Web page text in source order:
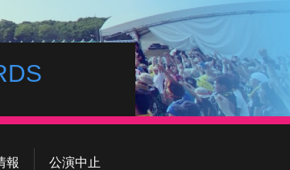
報 公演中止